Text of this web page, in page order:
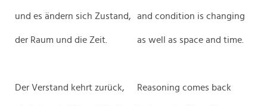
und es ändern sich Zustand,
der Raum und die Zeit.
Der Verstand kehrt zurück,
and condition is changing
as well as space and time.
Reasoning comes back